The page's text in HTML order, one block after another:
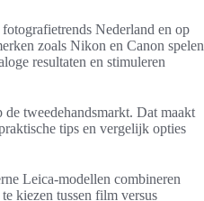
Nederland en op
zoals Nikon en Canon spelen
resultaten en stimuleren
tweedehandsmarkt. Dat maakt
tips en vergelijk opties
Leica-modellen combineren
kiezen tussen film versus